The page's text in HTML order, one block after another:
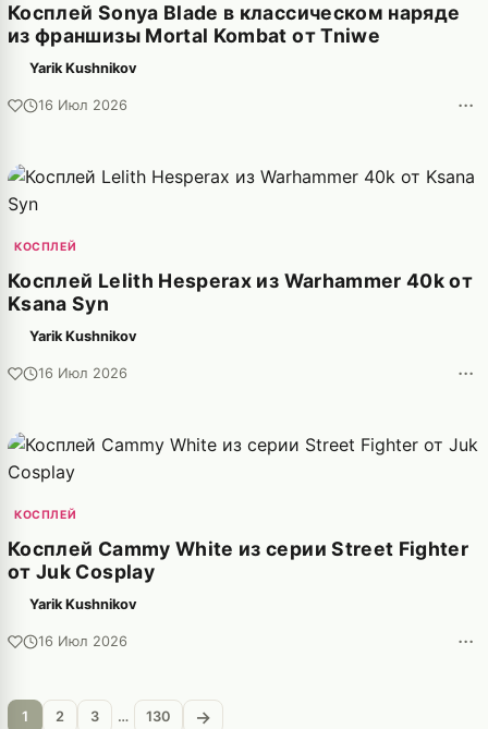
Косплей Sonya Blade в классическом наряде
из франшизы Mortal Kombat от Tniwe
Yarik Kushnikov
16 Июл 2026 ···
КОСПЛЕЙ
Косплей Lelith Hesperax из Warhammer 40k от
Ksana Syn
Yarik Kushnikov
16 Июл 2026 ···
КОСПЛЕЙ
Косплей Cammy White из серии Street Fighter
от Juk Cosplay
Yarik Kushnikov
16 Июл 2026 ···
1 2 3 … 130 →